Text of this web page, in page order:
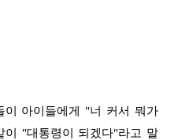
아이들에게 "너 커서 뭐가
이 "대통령이 되겠다"라고 말